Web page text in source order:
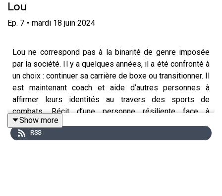
Lou
Ep. 7 • mardi 18 juin 2024
Lou ne correspond pas à la binarité de genre imposée
par la société. Il y a quelques années, il a été confronté à
un choix : continuer sa carrière de boxe ou transitionner. Il
est maintenant coach et aide d’autres personnes à
affirmer leurs identités au travers des sports de
combats. Récit d’une personne résiliente face à
l’adversité.
Show more
RSS